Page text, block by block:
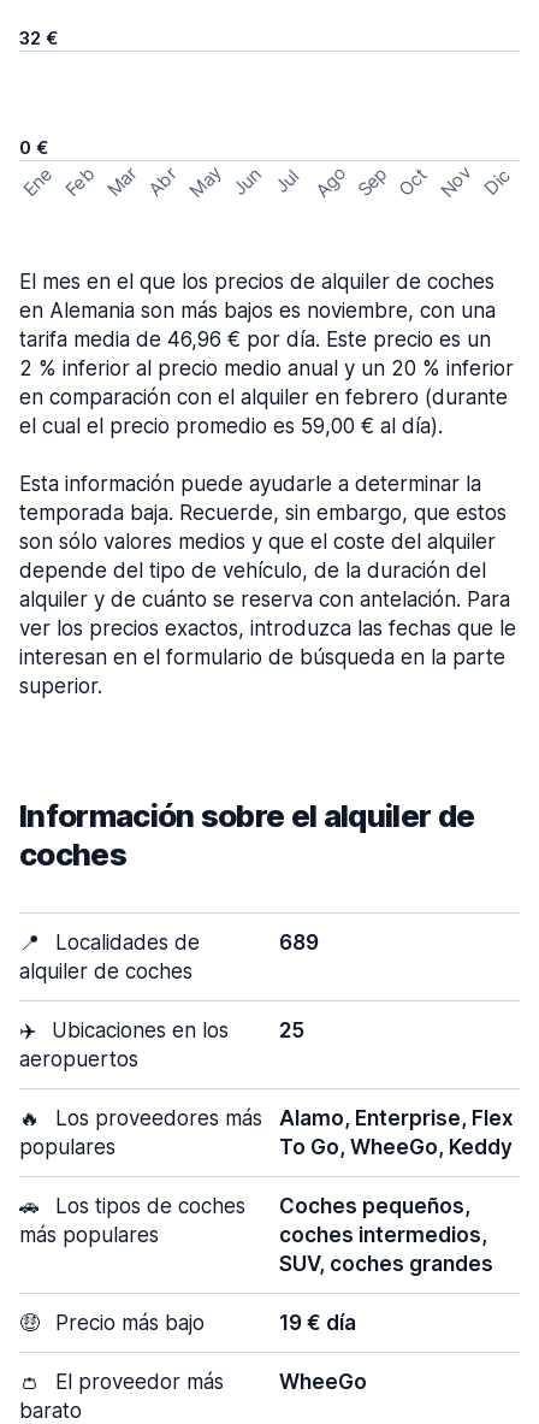
32 €
0 €
Ene Feb Mar Abr May Jun Jul Ago Sep Oct Nov Dic
El mes en el que los precios de alquiler de coches
en Alemania son más bajos es noviembre, con una
tarifa media de 46,96 € por día. Este precio es un
2 % inferior al precio medio anual y un 20 % inferior
en comparación con el alquiler en febrero (durante
el cual el precio promedio es 59,00 € al día).
Esta información puede ayudarle a determinar la
temporada baja. Recuerde, sin embargo, que estos
son sólo valores medios y que el coste del alquiler
depende del tipo de vehículo, de la duración del
alquiler y de cuánto se reserva con antelación. Para
ver los precios exactos, introduzca las fechas que le
interesan en el formulario de búsqueda en la parte
superior.
Información sobre el alquiler de
coches
📍
Localidades de
alquiler de coches
689
✈️
Ubicaciones en los
aeropuertos
25
🔥
Los proveedores más
populares
Alamo, Enterprise, Flex
To Go, WheeGo, Keddy
🚗
Los tipos de coches
más populares
Coches pequeños,
coches intermedios,
SUV, coches grandes
🤑 Precio más bajo 19 € día
👛
El proveedor más
barato
WheeGo